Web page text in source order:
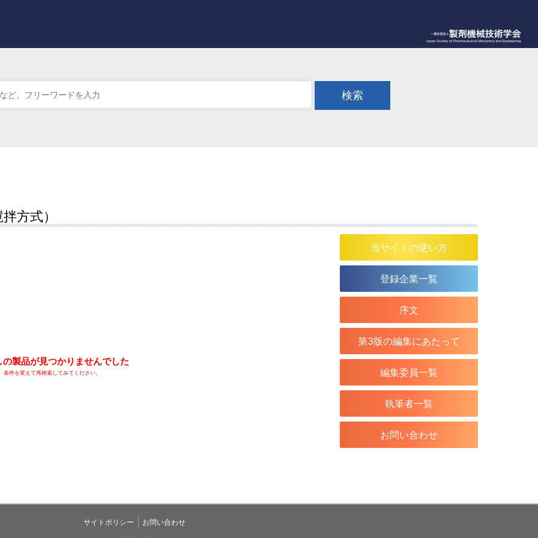
検索
方式）
の製品が見つかりませんでした
条件を変えて再検索してみてください。
当サイトの使い方
登録企業一覧
序文
第3版の編集にあたって
編集委員一覧
執筆者一覧
お問い合わせ
サイトポリシー お問い合わせ